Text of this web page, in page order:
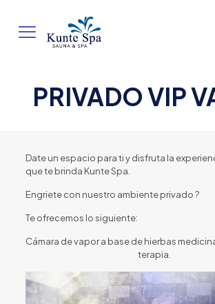
PRIVADO VIP
Date un espacio para ti y disfruta la
que te brinda Kunte Spa.
Engriete con nuestro ambiente privado?
Te ofrecemos lo siguiente:
Cámara de vapor a base de hierbas
terapia.